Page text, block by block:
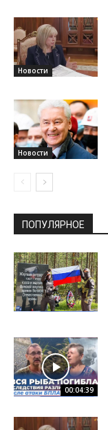
Новости
Новости
ПОПУЛЯРНОЕ
00:04:39